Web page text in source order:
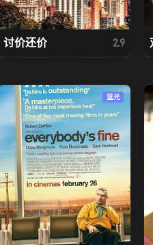
讨价还价 2.9
蓝光